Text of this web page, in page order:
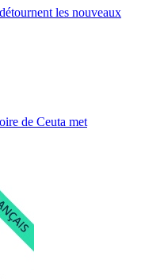
les nouveaux
de Ceuta met